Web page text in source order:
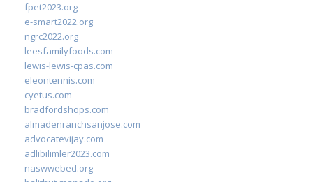
fpet2023.org
e-smart2022.org
ngrc2022.org
leesfamilyfoods.com
lewis-lewis-cpas.com
eleontennis.com
cyetus.com
bradfordshops.com
almadenranchsanjose.com
advocatevijay.com
adlibilimler2023.com
naswwebed.org